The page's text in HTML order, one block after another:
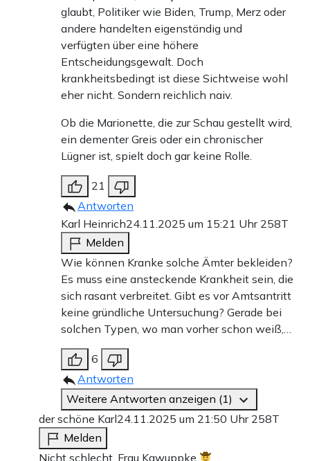
glaubt, Politiker wie Biden, Trump, Merz oder
andere handelten eigenständig und
verfügten über eine höhere
Entscheidungsgewalt. Doch
krankheitsbedingt ist diese Sichtweise wohl
eher nicht. Sondern reichlich naiv.
Ob die Marionette, die zur Schau gestellt wird,
ein dementer Greis oder ein chronischer
Lügner ist, spielt doch gar keine Rolle.
21
Antworten
Karl Heinrich24.11.2025 um 15:21 Uhr 258T
Melden
Wie können Kranke solche Ämter bekleiden?
Es muss eine ansteckende Krankheit sein, die
sich rasant verbreitet. Gibt es vor Amtsantritt
keine gründliche Untersuchung? Gerade bei
solchen Typen, wo man vorher schon weiß,…
6
Antworten
Weitere Antworten anzeigen (1)
der schöne Karl24.11.2025 um 21:50 Uhr 258T
Melden
Nicht schlecht, Frau Kawuppke